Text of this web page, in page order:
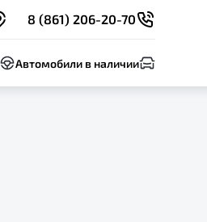
8 (861) 206-20-70
Автомобили в наличии